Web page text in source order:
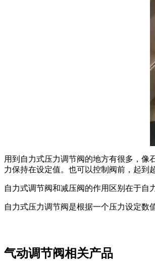
用到自力式压力调节阀的地方有很多，像
力保持在设定值。也可以控制阀前，起到
自力式调节阀和减压阀的作用区别在于自
自力式压力调节阀是根据一个压力设定数
气动调节阀相关产品